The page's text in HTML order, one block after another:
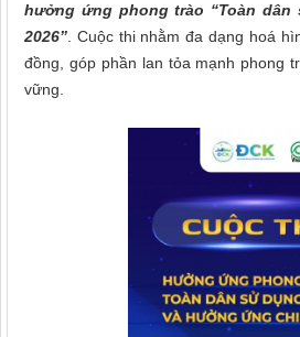
hưởng ứng phong trào “Toàn
2026” . Cuộc thi nhằm đa dạng hoá
đồng, góp phần lan tỏa mạnh phong
vững.